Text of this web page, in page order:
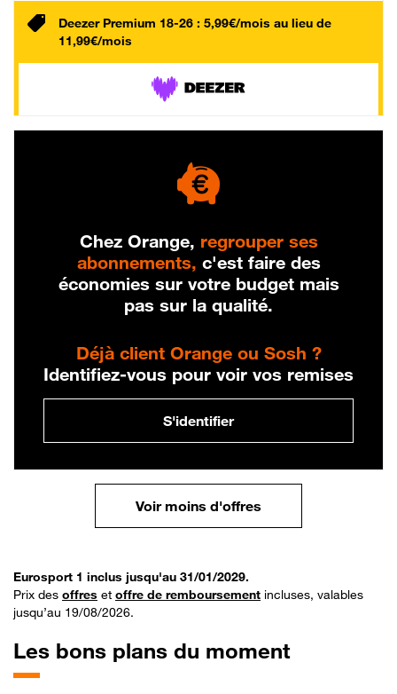
Deezer Premium 18-26 : 5,99€/mois au lieu de
11,99€/mois
Chez Orange, regrouper ses
abonnements, c'est faire des
économies sur votre budget mais
pas sur la qualité.
Déjà client Orange ou Sosh ?
Identifiez-vous pour voir vos remises
S'identifier
Voir moins d'offres
Eurosport 1 inclus jusqu'au 31/01/2029.
Prix des offres et offre de remboursement incluses, valables
jusqu’au 19/08/2026.
Les bons plans du moment